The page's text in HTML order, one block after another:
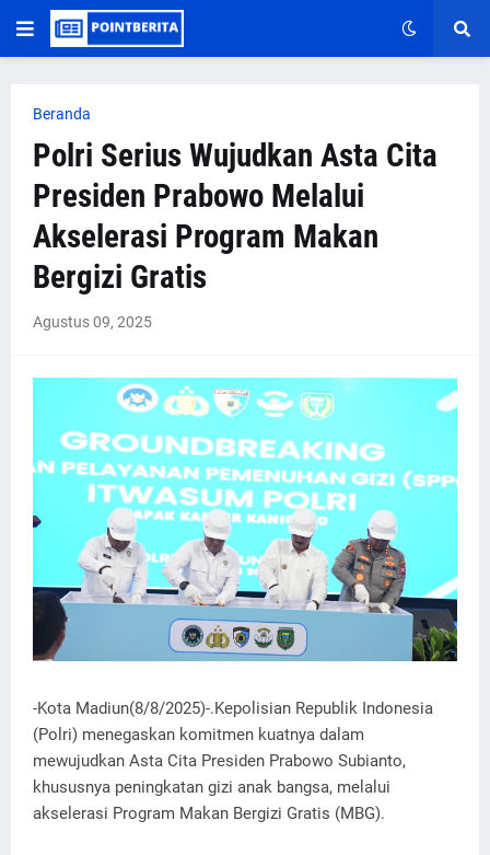
Beranda
Polri Serius Wujudkan Asta Cita
Presiden Prabowo Melalui
Akselerasi Program Makan
Bergizi Gratis
Agustus 09, 2025
-Kota Madiun(8/8/2025)-.Kepolisian Republik Indonesia
(Polri) menegaskan komitmen kuatnya dalam
mewujudkan Asta Cita Presiden Prabowo Subianto,
khususnya peningkatan gizi anak bangsa, melalui
akselerasi Program Makan Bergizi Gratis (MBG).